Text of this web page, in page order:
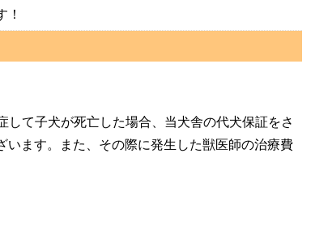
！
て子犬が死亡した場合、当犬舎の代犬保証をさ
ます。また、その際に発生した獣医師の治療費